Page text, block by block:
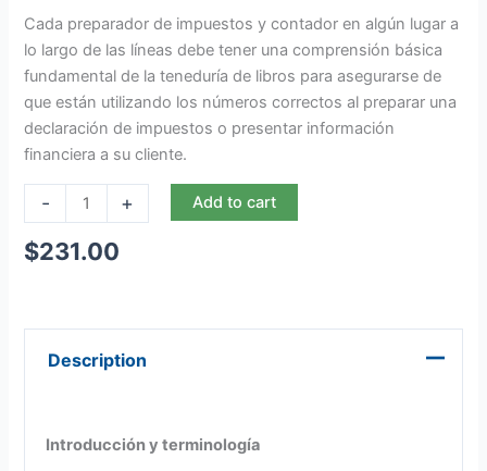
Cada preparador de impuestos y contador en algún lugar a
lo largo de las líneas debe tener una comprensión básica
fundamental de la teneduría de libros para asegurarse de
que están utilizando los números correctos al preparar una
declaración de impuestos o presentar información
financiera a su cliente.
- + Add to cart
$231.00
Description
Introducción y terminología